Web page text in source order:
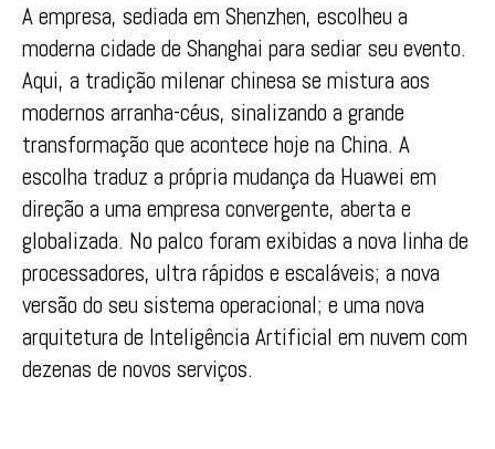
A empresa, sediada em Shenzhen, escolheu a
moderna cidade de Shanghai para sediar seu evento.
Aqui, a tradição milenar chinesa se mistura aos
modernos arranha-céus, sinalizando a grande
transformação que acontece hoje na China. A
escolha traduz a própria mudança da Huawei em
direção a uma empresa convergente, aberta e
globalizada. No palco foram exibidas a nova linha de
processadores, ultra rápidos e escaláveis; a nova
versão do seu sistema operacional; e uma nova
arquitetura de Inteligência Artificial em nuvem com
dezenas de novos serviços.